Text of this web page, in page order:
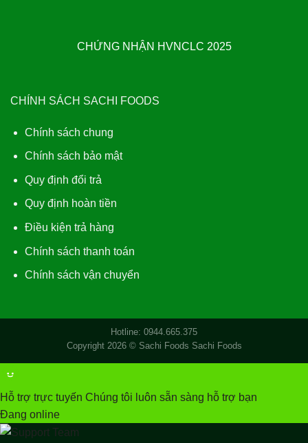
CHỨNG NHẬN HVNCLC 2025
CHÍNH SÁCH SACHI FOODS
Chính sách chung
Chính sách bảo mật
Quy định đổi trả
Quy định hoàn tiền
Điều kiện trả hàng
Chính sách thanh toán
Chính sách vận chuyển
Hotline: 0944.665.375
Copyright 2026 © Sachi Foods Sachi Foods
Hỗ trợ trực tuyến Chúng tôi luôn sẵn sàng hỗ trợ bạn
Đang online